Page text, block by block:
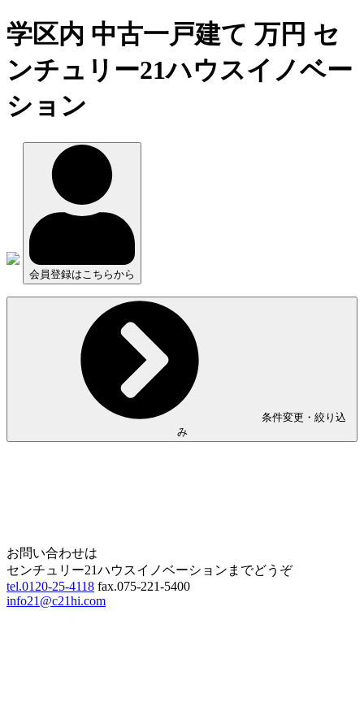
学区内 中古一戸建て 万円 セ
ンチュリー21ハウスイノベー
ション
会員登録はこちらから
条件変更・絞り込
み
お問い合わせは
センチュリー21ハウスイノベーションまでどうぞ
tel.0120-25-4118 fax.075-221-5400
info21@c21hi.com